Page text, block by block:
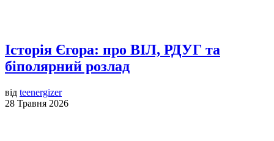
Історія Єгора: про ВІЛ, РДУГ та
біполярний розлад
від teenergizer
28 Травня 2026